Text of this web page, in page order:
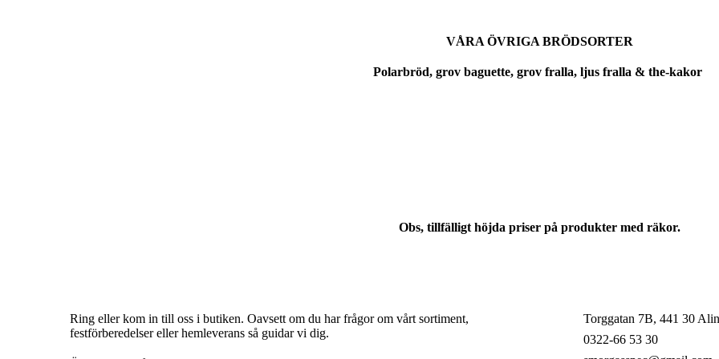
VÅRA ÖVRIGA BRÖDSORTER
Polarbröd, grov baguette, grov fralla, ljus fralla & the-kakor
Obs, tillfälligt höjda priser på produkter med räkor.
Ring eller kom in till oss i butiken. Oavsett om du har frågor om vårt sortiment,
festförberedelser eller hemleverans så guidar vi dig.
Torggatan 7B, 441 30
0322-66 53 30